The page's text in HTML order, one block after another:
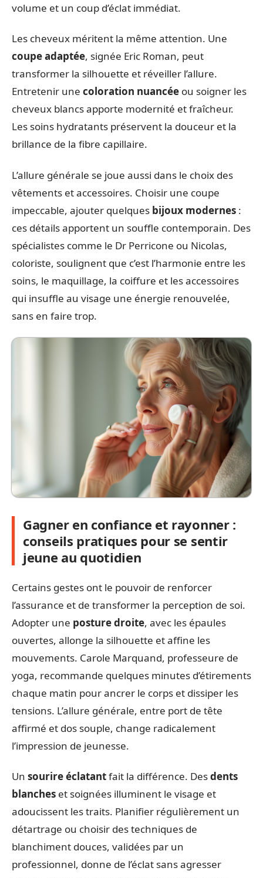
volume et un coup d’éclat immédiat.
Les cheveux méritent la même attention. Une
coupe adaptée, signée Eric Roman, peut
transformer la silhouette et réveiller l’allure.
Entretenir une coloration nuancée ou soigner les
cheveux blancs apporte modernité et fraîcheur.
Les soins hydratants préservent la douceur et la
brillance de la fibre capillaire.
L’allure générale se joue aussi dans le choix des
vêtements et accessoires. Choisir une coupe
impeccable, ajouter quelques bijoux modernes :
ces détails apportent un souffle contemporain. Des
spécialistes comme le Dr Perricone ou Nicolas,
coloriste, soulignent que c’est l’harmonie entre les
soins, le maquillage, la coiffure et les accessoires
qui insuffle au visage une énergie renouvelée,
sans en faire trop.
Gagner en confiance et rayonner :
conseils pratiques pour se sentir
jeune au quotidien
Certains gestes ont le pouvoir de renforcer
l’assurance et de transformer la perception de soi.
Adopter une posture droite, avec les épaules
ouvertes, allonge la silhouette et affine les
mouvements. Carole Marquand, professeure de
yoga, recommande quelques minutes d’étirements
chaque matin pour ancrer le corps et dissiper les
tensions. L’allure générale, entre port de tête
affirmé et dos souple, change radicalement
l’impression de jeunesse.
Un sourire éclatantfait la différence. Desdents
blanches et soignées illuminent le visage et
adoucissent les traits. Planifier régulièrement un
détartrage ou choisir des techniques de
blanchiment douces, validées par un
professionnel, donne de l’éclat sans agresser